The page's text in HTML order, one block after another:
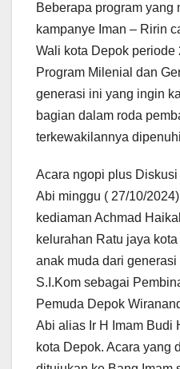
Beberapa program yang
kampanye Iman – Ririn
Wali kota Depok periode
Program Milenial dan
generasi ini yang ingin
bagian dalam roda
terkewakilannya
Acara ngopi plus
Abi minggu ( 27/10/
kediaman Achmad
kelurahan Ratu jaya
anak muda dari
S.I.Kom sebagai
Pemuda Depok
Abi alias Ir H Imam Budi
kota Depok. Acara yang